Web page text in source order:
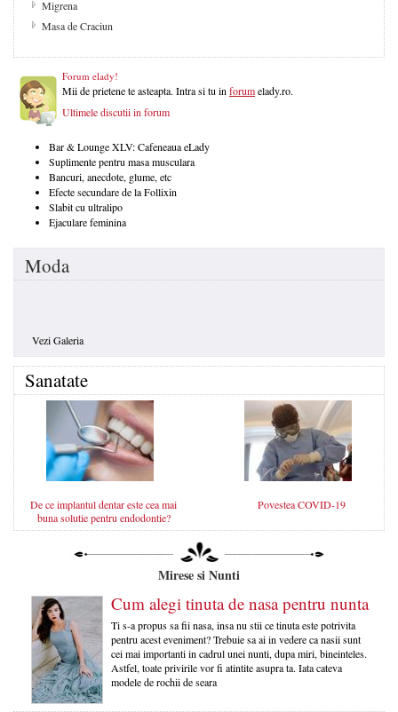
Migrena
Masa de Craciun
Forum elady!
Mii de prietene te asteapta. Intra si tu inforumelady.ro.
Ultimele discutii in forum
Bar & Lounge XLV: Cafeneaua eLady
Suplimente pentru masa musculara
Bancuri, anecdote, glume, etc
Efecte secundare de la Follixin
Slabit cu ultralipo
Ejaculare feminina
Moda
Vezi Galeria
Sanatate
De ce implantul dentar este cea mai
buna solutie pentru endodontie?
Povestea COVID-19
Mirese si Nunti
Cum alegi tinuta de nasa pentru nunta
Ti s-a propus sa fii nasa, insa nu stii ce tinuta este potrivita
pentru acest eveniment? Trebuie sa ai in vedere ca nasii sunt
cei mai importanti in cadrul unei nunti, dupa miri, bineinteles.
Astfel, toate privirile vor fi atintite asupra ta. Iata cateva
modele de rochii de seara